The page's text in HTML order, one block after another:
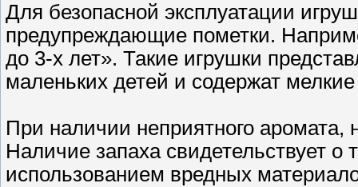
Для безопасной эксплуатации
предупреждающие пометки.
до 3-х лет». Такие игрушки
маленьких детей и содержат
При наличии неприятного аромата,
Наличие запаха свидетельствует о
использованием вредных